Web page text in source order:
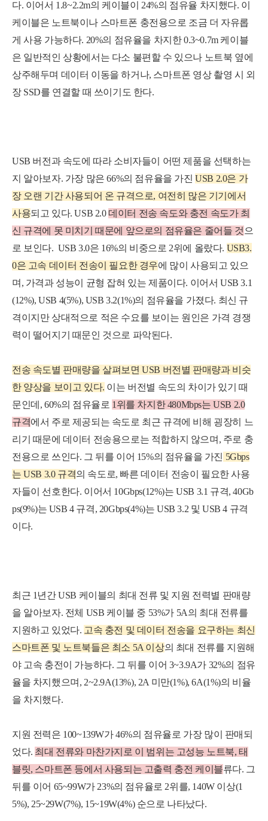
다. 이어서 1.8~2.2m의 케이블이 24%의 점유율 차지했다. 이
케이블은 노트북이나 스마트폰 충전용으로 조금 더 자유롭
게 사용 가능하다. 20%의 점유율을 차지한 0.3~0.7m 케이블
은 일반적인 상황에서는 다소 불편할 수 있으나 노트북 옆에
상주해두며 데이터 이동을 하거나, 스마트폰 영상 촬영 시 외
장 SSD를 연결할 때 쓰이기도 한다.
USB 버전과 속도에 따라 소비자들이 어떤 제품을 선택하는
지 알아보자. 가장 많은 66%의 점유율을 가진USB 2.0은 가
장 오랜 기간 사용되어 온 규격으로, 여전히 많은 기기에서
사용되고 있다. USB 2.0데이터 전송 속도와 충전 속도가 최
신 규격에 못 미치기 때문에 앞으로의 점유율은 줄어들 것 으
로 보인다. USB 3.0은 16%의 비중으로 2위에 올랐다. USB3.
0은 고속 데이터 전송이 필요한 경우에 많이 사용되고 있으
며, 가격과 성능이 균형 잡혀 있는 제품이다. 이어서 USB 3.1
(12%), USB 4(5%), USB 3.2(1%)의 점유율을 가졌다. 최신 규
격이지만 상대적으로 적은 수요를 보이는 원인은 가격 경쟁
력이 떨어지기 때문인 것으로 파악된다.
전송 속도별 판매량을 살펴보면 USB 버전별 판매량과 비슷
한 양상을 보이고 있다. 이는 버전별 속도의 차이가 있기 때
문인데, 60%의 점유율로 1위를 차지한 480Mbps는 USB 2.0
규격에서 주로 제공되는 속도로 최근 규격에 비해 굉장히 느
리기 때문에 데이터 전송용으로는 적합하지 않으며, 주로 충
전용으로 쓰인다. 그 뒤를 이어 15%의 점유율을 가진 5Gbps
는 USB 3.0 규격의 속도로, 빠른 데이터 전송이 필요한 사용
자들이 선호한다. 이어서 10Gbps(12%)는 USB 3.1 규격, 40Gb
ps(9%)는 USB 4 규격, 20Gbps(4%)는 USB 3.2 및 USB 4 규격
이다.
최근 1년간 USB 케이블의 최대 전류 및 지원 전력별 판매량
을 알아보자. 전체 USB 케이블 중 53%가 5A의 최대 전류를
지원하고 있었다. 고속 충전 및 데이터 전송을 요구하는 최신
스마트폰 및 노트북들은 최소 5A 이 상의 최대 전류를 지원해
야 고속 충전이 가능하다. 그 뒤를 이어 3~3.9A가 32%의 점유
율을 차지했으며, 2~2.9A(13%), 2A 미만(1%), 6A(1%)의 비율
을 차지했다.
지원 전력은 100~139W가 46%의 점유율로 가장 많이 판매되
었다. 최대 전류와 마찬가지로 이 범위는 고성능 노트북, 태
블릿, 스마트폰 등에서 사용되는 고출력 충전 케이블류다. 그
뒤를 이어 65~99W가 23%의 점유율로 2위를, 140W 이상(1
5%), 25~29W(7%), 15~19W(4%) 순으로 나타났다.